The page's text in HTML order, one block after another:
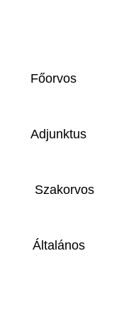
Főorvos
Adjunktus
Szakorvos
Általános